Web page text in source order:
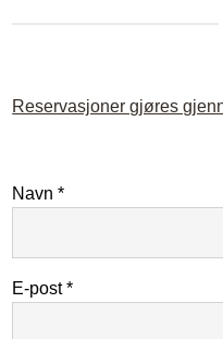
Reservasjoner gjøres
Navn *
E-post *